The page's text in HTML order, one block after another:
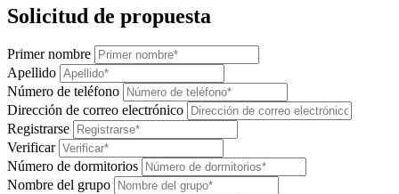
Solicitud de propuesta
Primer nombre
Apellido
Número de teléfono
Dirección de correo electrónico
Registrarse
Verificar
Número de dormitorios
Nombre del grupo